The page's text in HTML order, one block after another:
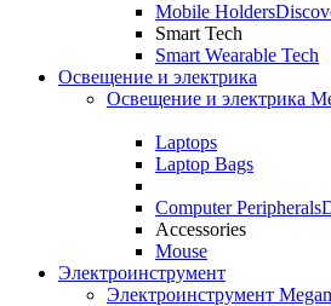
Mobile Holders
Smart Tech
Smart Wearable Tech
Освещение и электрика
Освещение и электрика
Laptops
Laptop Bags
Computer Peripherals
Accessories
Mouse
Электроинструмент
Электроинструмент